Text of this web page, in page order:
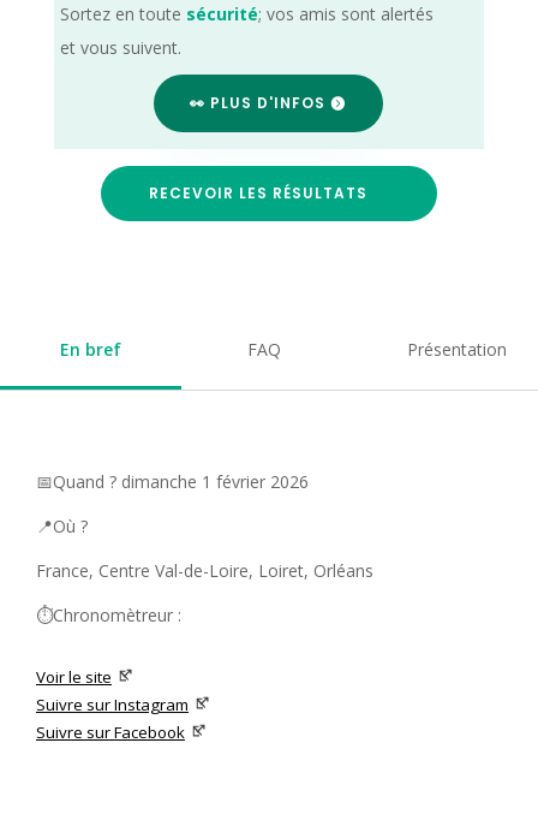
Sortez en toute sécurité; vos amis sont alertés
et vous suivent.
👀 PLUS D'INFOS
RECEVOIR LES RÉSULTATS
En bref FAQ Présentation
📅Quand ? dimanche 1 février 2026
📍Où ?
France, Centre Val-de-Loire, Loiret, Orléans
⏱️Chronomètreur :
Voir le site
Suivre sur Instagram
Suivre sur Facebook